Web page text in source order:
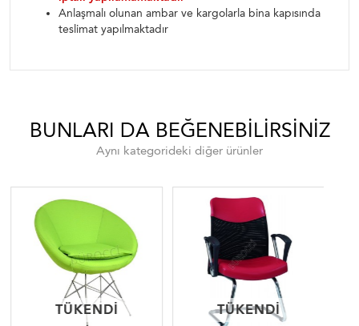
Anlaşmalı olunan ambar ve kargolarla bina kapısında
teslimat yapılmaktadır
BUNLARI DA BEĞENEBILIRSINIZ
Aynı kategorideki diğer ürünler
TÜKENDI
TÜKENDI TÜKENDI
TÜKENDI